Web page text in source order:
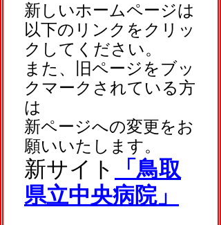
新しいホームページは
以下のリンクをクリッ
クしてください。
また、旧ページをブッ
クマークされている方
は
新ページへの変更をお
願いいたします。
新サイト
「鳥取
県立中央病院」